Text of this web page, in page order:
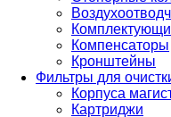
Компенсаторы
Кронштейны
Фильтры для
Корпуса
Картриджи